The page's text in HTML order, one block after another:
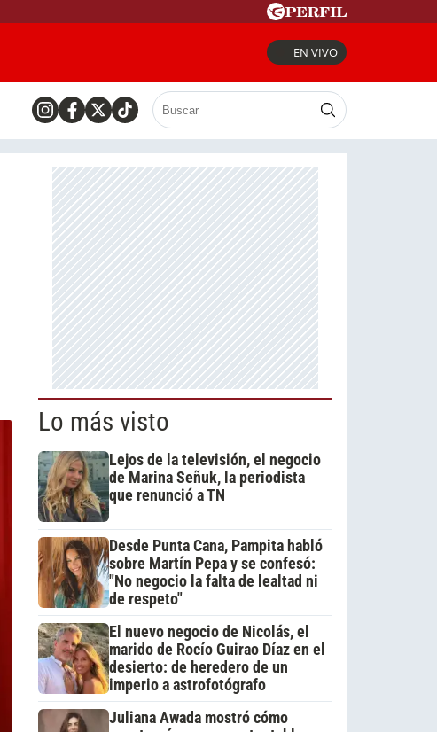
EN VIVO
Lo más visto
Lejos de la televisión, el negocio
de Marina Señuk, la periodista
que renunció a TN
Desde Punta Cana, Pampita habló
sobre Martín Pepa y se confesó:
"No negocio la falta de lealtad ni
de respeto"
El nuevo negocio de Nicolás, el
marido de Rocío Guirao Díaz en el
desierto: de heredero de un
imperio a astrofotógrafo
Juliana Awada mostró cómo